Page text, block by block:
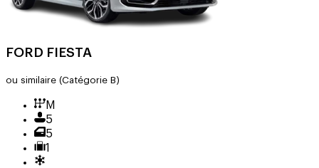
FORD FIESTA
ou similaire (Catégorie B)
M
5
5
1